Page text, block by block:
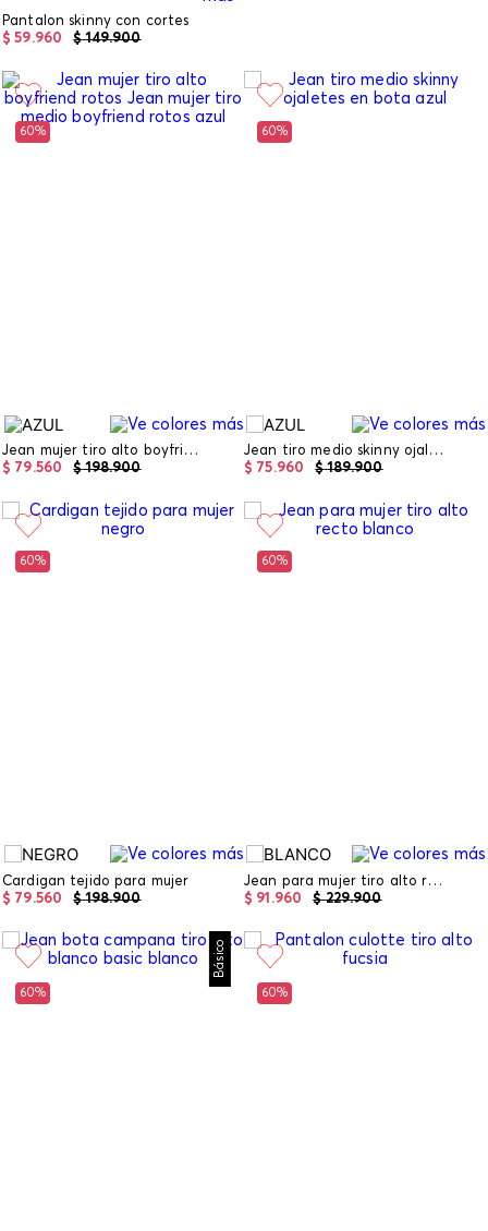
Pantalon skinny con cortes
$ 149.900
$ 59.960
60%
Jean mujer tiro alto boyfriend rotos
$ 198.900
$ 79.560
60%
Jean tiro medio skinny ojaletes en bota
$ 189.900
$ 75.960
60%
Cardigan tejido para mujer
$ 198.900
$ 79.560
60%
Jean para mujer tiro alto recto
$ 229.900
$ 91 .960
Básico
60% 60%